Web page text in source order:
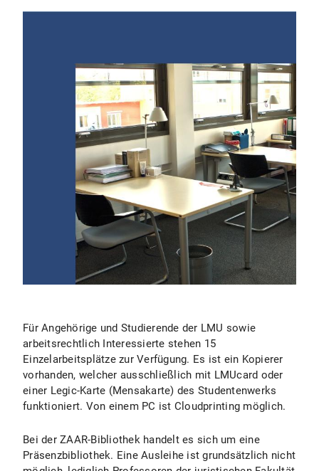
Für Angehörige und Studierende der LMU sowie
arbeitsrechtlich Interessierte stehen 15
Einzelarbeitsplätze zur Verfügung. Es ist ein Kopierer
vorhanden, welcher ausschließlich mit LMUcard oder
einer Legic-Karte (Mensakarte) des Studentenwerks
funktioniert. Von einem PC ist Cloudprinting möglich.
Bei der ZAAR-Bibliothek handelt es sich um eine
Präsenzbibliothek. Eine Ausleihe ist grundsätzlich nicht